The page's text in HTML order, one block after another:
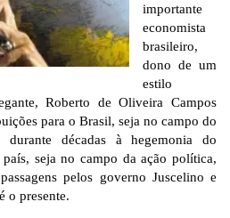
importante
economista
brasileiro,
dono de um
estilo
Roberto de Oliveira Campos
para o Brasil, seja no campo do
durante décadas à hegemonia do
seja no campo da ação política,
pelos governo Juscelino e
o presente.